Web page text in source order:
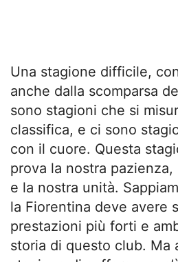
Una stagione difficile,
anche dalla scomparsa
sono stagioni che si
classifica, e ci sono
con il cuore. Questa
prova la nostra
e la nostra unità.
la Fiorentina deve avere
prestazioni più forti e
storia di questo club. Ma